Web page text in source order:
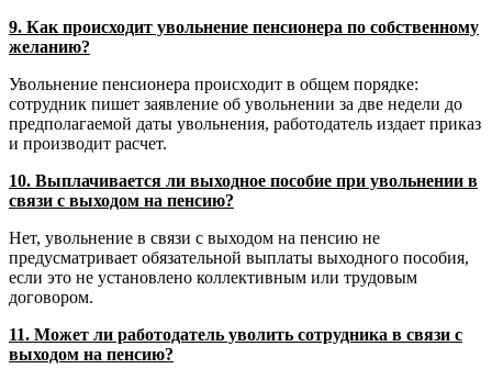
9. Как происходит увольнение пенсионера по собственному
желанию?
Увольнение пенсионера происходит в общем порядке:
сотрудник пишет заявление об увольнении за две недели до
предполагаемой даты увольнения, работодатель издает приказ
и производит расчет.
10. Выплачивается ли выходное пособие при увольнении в
связи с выходом на пенсию?
Нет, увольнение в связи с выходом на пенсию не
предусматривает обязательной выплаты выходного пособия,
если это не установлено коллективным или трудовым
договором.
11. Может ли работодатель уволить сотрудника в связи с
выходом на пенсию?